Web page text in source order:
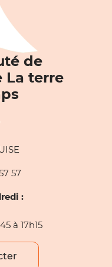
de
La terre
57
:
à 17h15